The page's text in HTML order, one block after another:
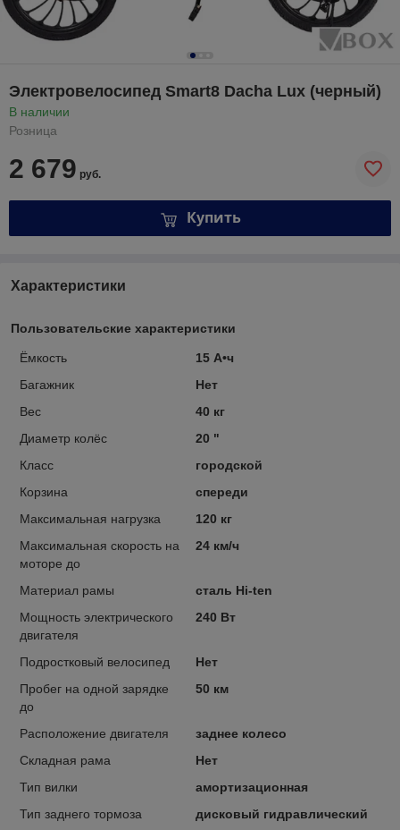
Электровелосипед Smart8 Dacha Lux (черный)
В наличии
Розница
2 679 руб.
Купить
Характеристики
Пользовательские характеристики
Ёмкость
15 А•ч
Багажник
Нет
Вес
40 кг
Диаметр колёс
20 "
Класс
городской
Корзина
спереди
Максимальная нагрузка
120 кг
Максимальная скорость на
моторе до
24 км/ч
Материал рамы
сталь Hi-ten
Мощность электрического
двигателя
240 Вт
Подростковый велосипед
Нет
Пробег на одной зарядке
до
50 км
Расположение двигателя
заднее колесо
Складная рама
Нет
Тип вилки
амортизационная
Тип заднего тормоза
дисковый гидравлический